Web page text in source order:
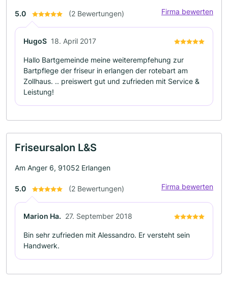
5.0 (2 Bewertungen) Firma bewerten
HugoS 18. April 2017
Hallo Bartgemeinde meine weiterempfehung zur
Bartpflege der friseur in erlangen der rotebart am
Zollhaus. .. preiswert gut und zufrieden mit Service &
Leistung!
Friseursalon L&S
Am Anger 6, 91052 Erlangen
5.0 (2 Bewertungen) Firma bewerten
Marion Ha. 27. September 2018
Bin sehr zufrieden mit Alessandro. Er versteht sein
Handwerk.